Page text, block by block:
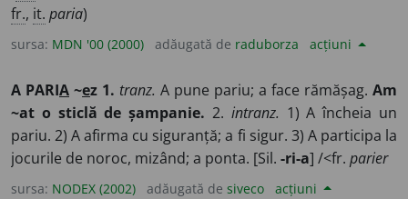
fr., it. paria)
sursa: MDN '00 (2000) adăugată de raduborza acțiuni
A PARIA ~ez 1. tranz. A pune pariu; a face rămășag. Am
~at o sticlă de șampanie. 2. intranz. 1) A încheia un
pariu. 2) A afirma cu siguranță; a fi sigur. 3) A participa la
jocurile de noroc, mizând; a ponta. [Sil. -ri-a] /<fr. parier
sursa: NODEX (2002) adăugată de siveco acțiuni